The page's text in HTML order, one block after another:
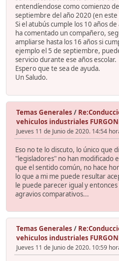
entendíendose como comienzo
septiembre del año 2020 (en este
Si el atubús cumple los 10 años
ha comentado un compañero,
ampliarse hasta los 16 años si
ejemplo el 5 de septiembre,
servicio durante ese años escolar.
Espero que te sea de ayuda.
Un Saludo.
Temas Generales /
vehiculos industriales
Jueves 11 de Junio de 2020. 14:54
Eso no te lo discuto, lo único que
"legisladores" no han modificado
que el sentido común, no hace
lo que a mi me puede resultar
le puede parecer igual y
agravios comparativos...
Temas Generales /
vehiculos industriales
Jueves 11 de Junio de 2020. 10:59